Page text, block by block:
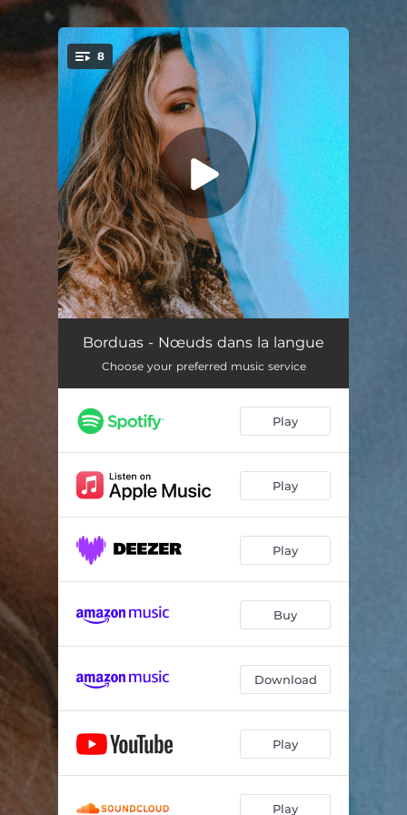
You're all set!
8
Noeuds dans la langue 03:24
Si je sais 03:12
Je serre les dents 03:29
Tout 04:04
Étoile polaire 03:30
Enlace-moi 02:56
Borduas - Nœuds dans la langue
Choose your preferred music service
Play
Play
Play
Buy
Download
Play
Play
.